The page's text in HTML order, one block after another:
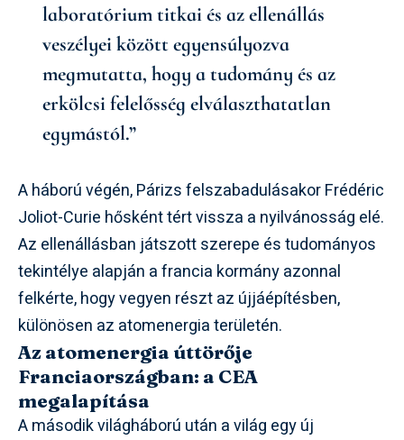
laboratórium titkai és az ellenállás
veszélyei között egyensúlyozva
megmutatta, hogy a tudomány és az
erkölcsi felelősség elválaszthatatlan
egymástól.”
A háború végén, Párizs felszabadulásakor Frédéric
Joliot-Curie hősként tért vissza a nyilvánosság elé.
Az ellenállásban játszott szerepe és tudományos
tekintélye alapján a francia kormány azonnal
felkérte, hogy vegyen részt az újjáépítésben,
különösen az atomenergia területén.
Az atomenergia úttörője
Franciaországban: a CEA
megalapítása
A második világháború után a világ egy új